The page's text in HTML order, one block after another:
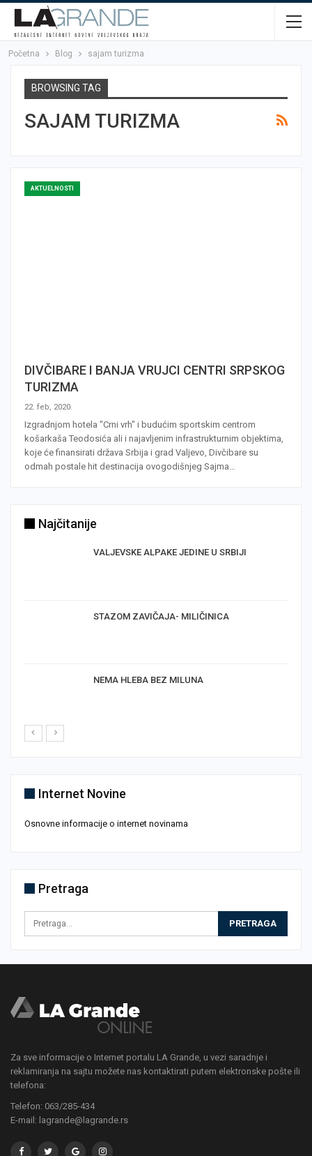
Početna Blog sajam turizma
BROWSING TAG
SAJAM TURIZMA
AKTUELNOSTI
DIVČIBARE I BANJA VRUJCI CENTRI SRPSKOG
TURIZMA
22. feb, 2020.
Izgradnjom hotela "Crni vrh" i budućim sportskim centrom
košarkaša Teodosića ali i najavljenim infrastrukturnim objektima,
koje će finansirati država Srbija i grad Valjevo, Divčibare su
odmah postale hit destinacija ovogodišnjeg Sajma…
Najčitanije
VALJEVSKE ALPAKE JEDINE U SRBIJI
STAZOM ZAVIČAJA- MILIČINICA
NEMA HLEBA BEZ MILUNA
Internet Novine
Osnovne informacije o internet novinama
Pretraga
Za sve informacije o Internet portalu LA Grande, u vezi saradnje i
reklamiranja na sajtu možete nas kontaktirati putem elektronske pošte ili
telefona:
Telefon: 063/285-434
E-mail: lagrande@lagrande.rs